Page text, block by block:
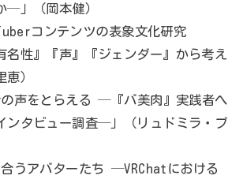
─」（岡本健）
コンテンツの表象文化研究
性』『声』『ジェンダー』から考え
）
の声をとらえる ─『バ美肉』実践者へ
ンタビュー調査─」（リュドミラ・ブ
合うアバターたち ─VRChatにおける